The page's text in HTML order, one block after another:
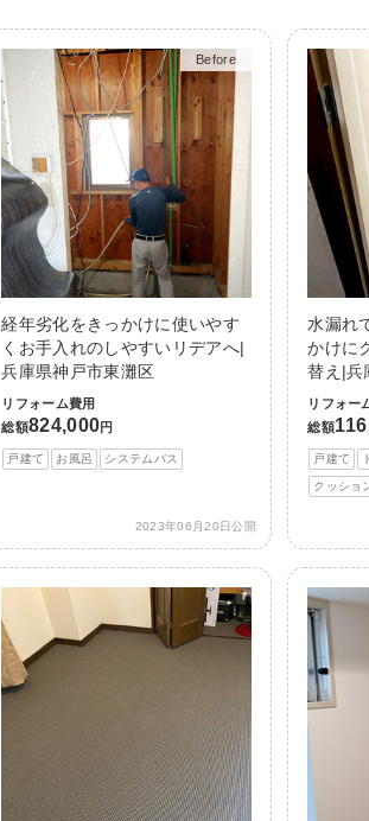
Before
After
経年劣化をきっかけに使いやす
くお手入れのしやすいリデアへ|
兵庫県神戸市東灘区
リフォーム費用
総額824,000円
戸建て お風呂 システムバス
2023年06月20日公開
水漏れ
かけに
替え|兵
リフォー
総額
戸建て
クッショ